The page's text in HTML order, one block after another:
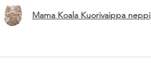
Mama Koala Kuorivaippa neppi